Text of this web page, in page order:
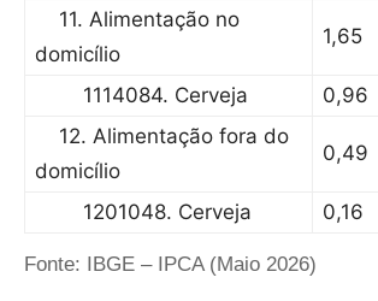
11. Alimentação no
domicílio
1,65
1114084. Cerveja 0,96
12. Alimentação fora do
domicílio
0,49
1201048. Cerveja 0,16
Fonte: IBGE – IPCA (Maio 2026)